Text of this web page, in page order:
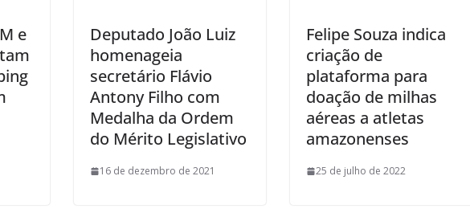
e
Deputado João Luiz
homenageia
secretário Flávio
Antony Filho com
Medalha da Ordem
do Mérito Legislativo
16 de dezembro de 2021
Felipe Souza indica
criação de
plataforma para
doação de milhas
aéreas a atletas
amazonenses
25 de julho de 2022